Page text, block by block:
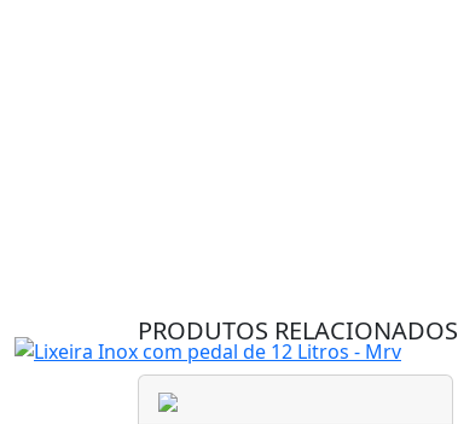
PRODUTOS RELACIONADOS